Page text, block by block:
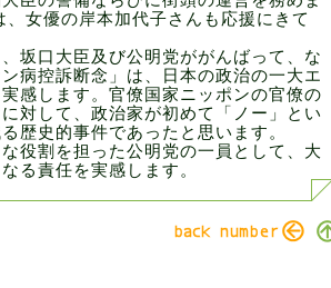
、女優の岸本加代子さんも応援にきて
坂口大臣及び公明党ががんばって、な
病控訴断念」は、日本の政治の一大エ
感します。官僚国家ニッポンの官僚の
対して、政治家が初めて「ノー」とい
歴史的事件であったと思います。
役割を担った公明党の一員として、大
る責任を実感します。